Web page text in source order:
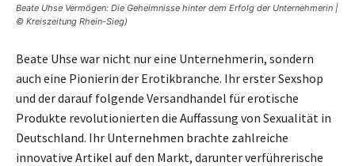
Beate Uhse Vermögen: Die Geheimnisse hinter dem Erfolg der Unternehmerin |
© Kreiszeitung Rhein-Sieg)
Beate Uhse war nicht nur eine Unternehmerin, sondern
auch eine Pionierin der Erotikbranche. Ihr erster Sexshop
und der darauf folgende Versandhandel für erotische
Produkte revolutionierten die Auffassung von Sexualität in
Deutschland. Ihr Unternehmen brachte zahlreiche
innovative Artikel auf den Markt, darunter verführerische